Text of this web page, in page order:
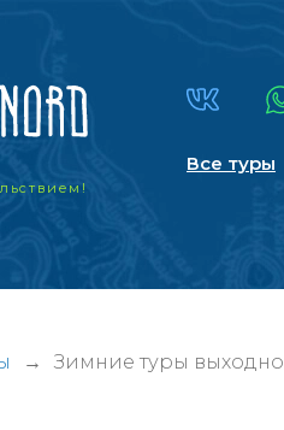
Все туры
→ Зимние туры